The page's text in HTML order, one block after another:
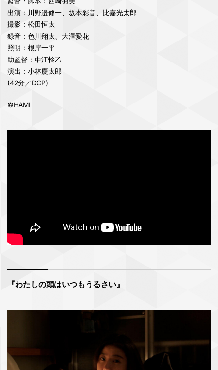
出演：川野邉修一、坂本彩音、比嘉光太郎
撮影：松田恒太
録音：色川翔太、大澤愛花
照明：根岸一平
助監督：中江怜乙
演出：小林慶太郎
(42分／DCP)
©HAMI
『わたしの頭はいつもうるさい』